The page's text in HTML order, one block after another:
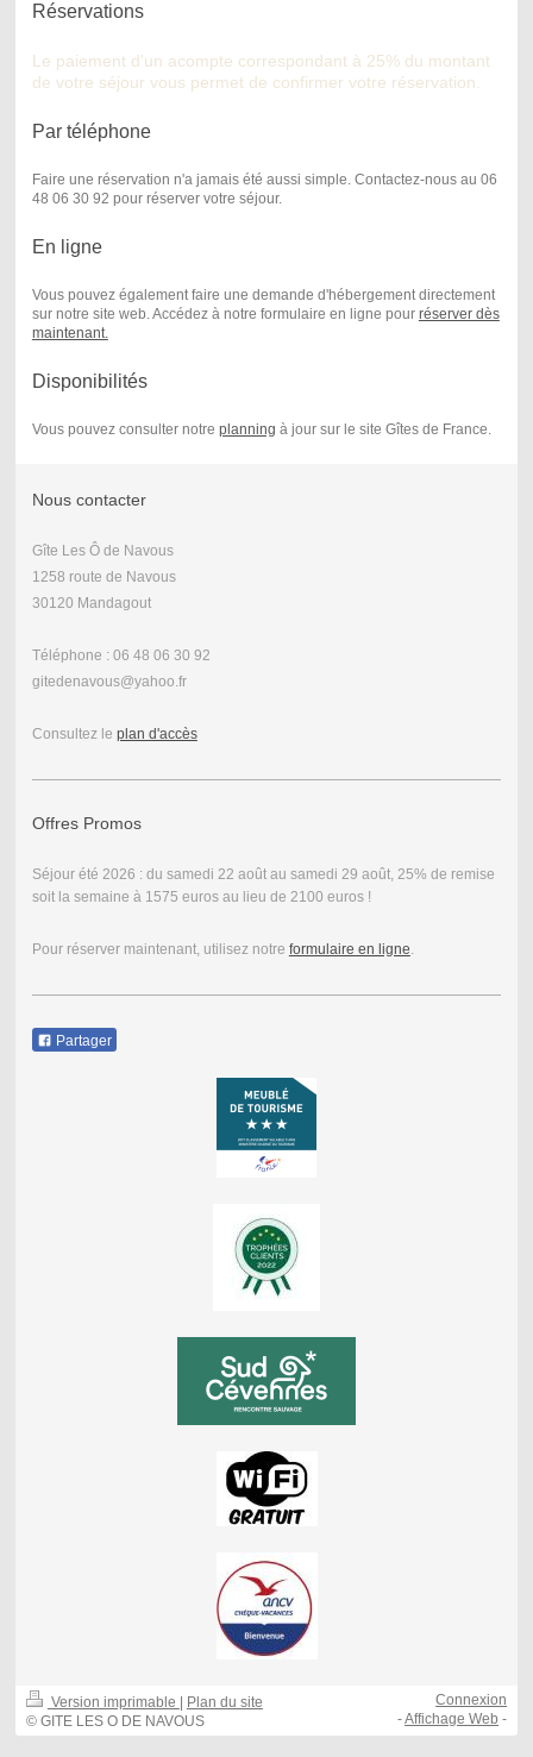
Réservations
Le paiement d'un acompte correspondant à 25% du montant
de votre séjour vous permet de confirmer votre réservation.
Par téléphone
Faire une réservation n'a jamais été aussi simple. Contactez-nous au 06
48 06 30 92 pour réserver votre séjour.
En ligne
Vous pouvez également faire une demande d'hébergement directement
sur notre site web. Accédez à notre formulaire en ligne pour réserver dès
maintenant.
Disponibilités
Vous pouvez consulter notre planning à jour sur le site Gîtes de France.
Nous contacter
Gîte Les Ô de Navous
1258 route de Navous
30120 Mandagout
Téléphone : 06 48 06 30 92
gitedenavous@yahoo.fr
Consultez le plan d'accès
Offres Promos
Séjour été 2026 : du samedi 22 août au samedi 29 août, 25% de remise
soit la semaine à 1575 euros au lieu de 2100 euros !
Pour réserver maintenant, utilisez notre formulaire en ligne.
Partager
Version imprimable | Plan du site
© GITE LES O DE NAVOUS
Connexion
-Affichage Web -